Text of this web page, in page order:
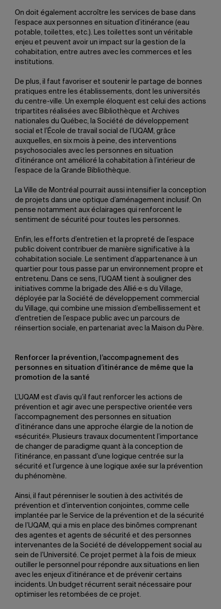
On doit également accroître les services de base dans
l’espace aux personnes en situation d’itinérance (eau
potable, toilettes, etc.). Les toilettes sont un véritable
enjeu et peuvent avoir un impact sur la gestion de la
cohabitation, entre autres avec les commerces et les
institutions.
De plus, il faut favoriser et soutenir le partage de bonnes
pratiques entre les établissements, dont les universités
du centre-ville. Un exemple éloquent est celui des actions
tripartites réalisées avec Bibliothèque et Archives
nationales du Québec, la Société de développement
social et l’École de travail social de l’UQAM, grâce
auxquelles, en six mois à peine, des interventions
psychosociales avec les personnes en situation
d’itinérance ont amélioré la cohabitation à l’intérieur de
l’espace de la Grande Bibliothèque.
La Ville de Montréal pourrait aussi intensifier la conception
de projets dans une optique d’aménagement inclusif. On
pense notamment aux éclairages qui renforcent le
sentiment de sécurité pour toutes les personnes.
Enfin, les efforts d’entretien et la propreté de l’espace
public doivent contribuer de manière significative à la
cohabitation sociale. Le sentiment d’appartenance à un
quartier pour tous passe par un environnement propre et
entretenu. Dans ce sens, l’UQAM tient à souligner des
initiatives comme la brigade des Allié·e·s du Village,
déployée par la Société de développement commercial
du Village, qui combine une mission d’embellissement et
d’entretien de l’espace public avec un parcours de
réinsertion sociale, en partenariat avec la Maison du Père.
Renforcer la prévention, l’accompagnement des
personnes en situation d’itinérance de même que la
promotion de la santé
L’UQAM est d’avis qu’il faut renforcer les actions de
prévention et agir avec une perspective orientée vers
l’accompagnement des personnes en situation
d’itinérance dans une approche élargie de la notion de
«sécurité». Plusieurs travaux documentent l’importance
de changer de paradigme quant à la conception de
l’itinérance, en passant d’une logique centrée sur la
sécurité et l’urgence à une logique axée sur la prévention
du phénomène.
Ainsi, il faut pérenniser le soutien à des activités de
prévention et d’intervention conjointes, comme celle
implantée par le Service de la prévention et de la sécurité
de l’UQAM, qui a mis en place des binômes comprenant
des agentes et agents de sécurité et des personnes
intervenantes de la Société de développement social au
sein de l’Université. Ce projet permet à la fois de mieux
outiller le personnel pour répondre aux situations en lien
avec les enjeux d’itinérance et de prévenir certains
incidents. Un budget récurrent serait nécessaire pour
optimiser les retombées de ce projet.